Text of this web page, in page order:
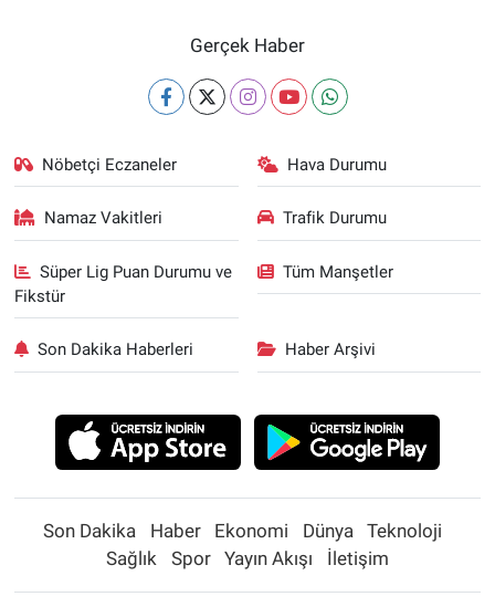
Gerçek Haber
Nöbetçi Eczaneler Hava Durumu
Namaz Vakitleri Trafik Durumu
Süper Lig Puan Durumu ve
Fikstür
Tüm Manşetler
Son Dakika Haberleri Haber Arşivi
Son Dakika Haber Ekonomi Dünya
Teknoloji
Sağlık
Spor Yayın Akışı İletişim